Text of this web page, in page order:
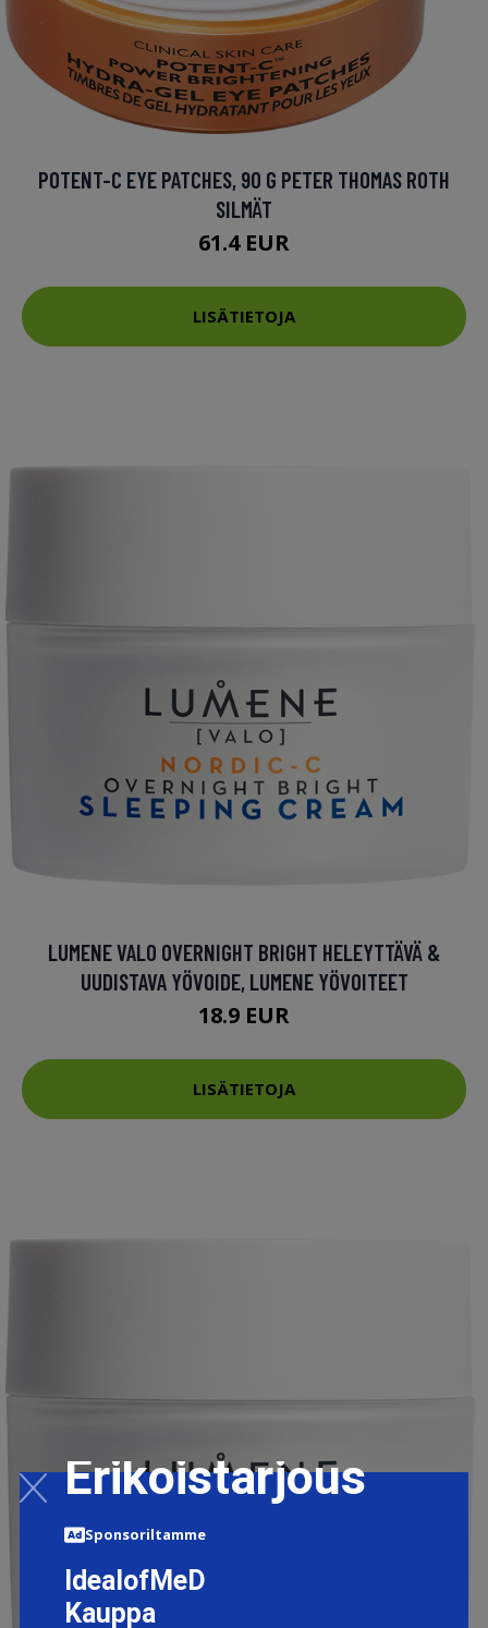
POTENT-C EYE PATCHES, 90 G PETER THOMAS ROTH
SILMÄT
61.4 EUR
LISÄTIETOJA
LUMENE VALO OVERNIGHT BRIGHT HELEYTTÄVÄ &
UUDISTAVA YÖVOIDE, LUMENE YÖVOITEET
18.9 EUR
LISÄTIETOJA
Erikoistarjous
Sponsoriltamme
IdealofMeD
Kauppa